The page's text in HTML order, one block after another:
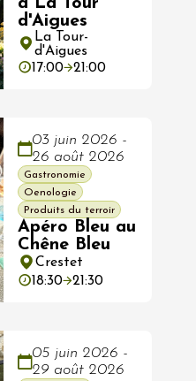
d'Aigues
La Tour-
d'Aigues
17:00
21:00
03 juin 2026 -
26 août 2026
Gastronomie
Oenologie
Produits du terroir
Apéro Bleu au
Chêne Bleu
Crestet
18:30
21:30
05 juin 2026 -
29 août 2026